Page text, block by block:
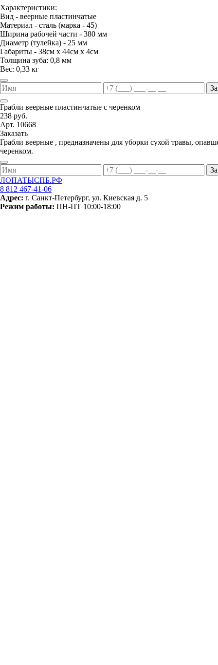
Характеристики:
Вид - веерные пластинчатые
Материал - сталь (марка - 45)
Ширина рабочей части - 380 мм
Диаметр (тулейка) - 25 мм
Габариты - 38см х 44см х 4см
Толщина зуба: 0,8 мм
Вес: 0,33 кг
Грабли веерные пластинчатые с черенком
238 руб.
Арт. 10668
Заказать
Грабли веерные , предназначены для уборки сухой травы,
черенком.
ЛОПАТЫСПБ.РФ
8 812 467-41-06
Адрес: г. Санкт-Петербург, ул. Киевская д. 5
Режим работы: ПН-ПТ 10:00-18:00